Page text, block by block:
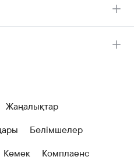
Жаңалықтар
Бөлімшелер
Көмек
Комплаенс